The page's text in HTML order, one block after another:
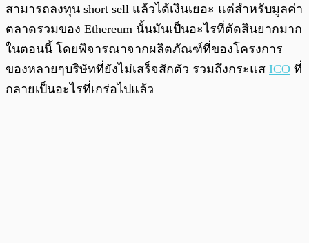
สามารถลงทุน short sell แล้วได้เงินเยอะ แต่สำหรับมูลค่า
ตลาดรวมของ Ethereum นั้นมันเป็นอะไรที่ตัดสินยากมาก
ในตอนนี้ โดยพิจารณาจากผลิตภัณฑ์ที่ของโครงการ
ของหลายๆบริษัทที่ยังไม่เสร็จสักตัว รวมถึงกระแส ICO ที่
กลายเป็นอะไรที่เกร่อไปแล้ว